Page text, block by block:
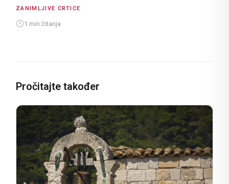
ZANIMLJIVE CRTICE
1 min čitanja
Pročitajte također